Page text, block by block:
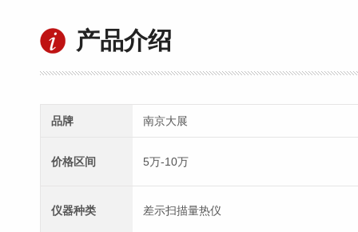
产品介绍
品牌 南京大展
价格区间 5万-10万
仪器种类 差示扫描量热仪